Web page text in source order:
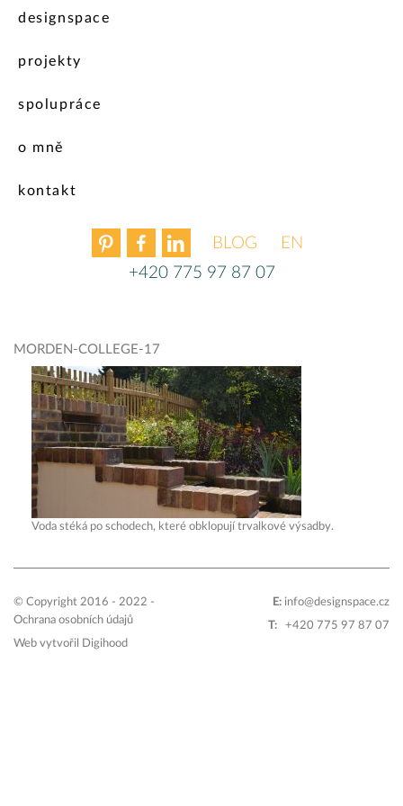
BLOGENGLISH
+420 775 97 87 07
designspace
projekty
spolupráce
o mně
kontakt
MORDEN-COLLEGE-17
Voda stéká po schodech, které obklopují trvalkové výsadby.
© Copyright 2016 - 2022 -
Ochrana osobních údajů
Web vytvořil
Digihood
E: info@designspace.cz
T:
+420 775 97 87 07